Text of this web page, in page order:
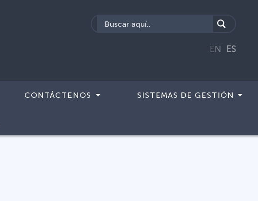
EN ES
CONTÁCTENOS SISTEMAS DE GESTIÓN